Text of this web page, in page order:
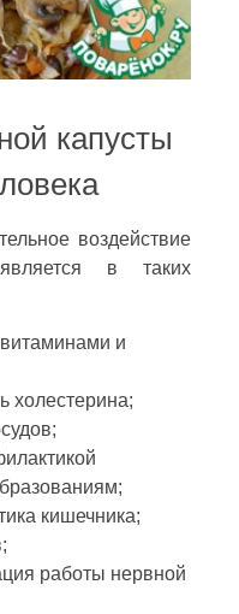
капусты
воздействие
в таких
и
холестерина;
кишечника;
работы нервной